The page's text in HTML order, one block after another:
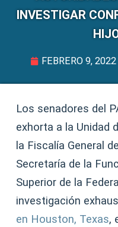
INVESTIGAR
FEBRERO 9, 2022
Los senadores del
exhorta a la Unidad
la Fiscalía General
Secretaría de la
Superior de la
investigación
en Houston, Texas,